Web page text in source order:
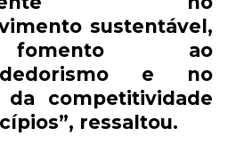
sustentável,
ao
e no
da competitividade
ressaltou.